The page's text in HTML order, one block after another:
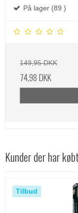
På lager (89 )
149,95 DKK
74,98 DKK
Kunder der har
Tilbud